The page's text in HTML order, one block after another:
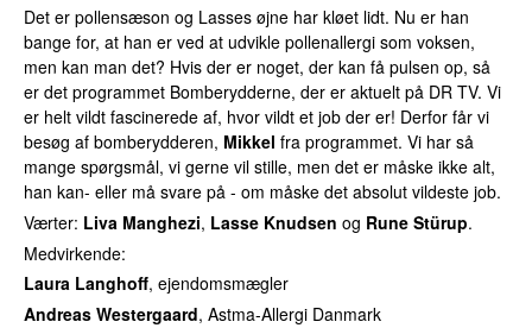
Det er pollensæson og Lasses øjne har kløet lidt. Nu er han
bange for, at han er ved at udvikle pollenallergi som voksen,
men kan man det? Hvis der er noget, der kan få pulsen op, så
er det programmet Bomberydderne, der er aktuelt på DR TV. Vi
er helt vildt fascinerede af, hvor vildt et job der er! Derfor får vi
besøg af bomberydderen, Mikkel fra programmet. Vi har så
mange spørgsmål, vi gerne vil stille, men det er måske ikke alt,
han kan- eller må svare på - om måske det absolut vildeste job.
Værter: Liva Manghezi, Lasse Knudsen og Rune Stürup.
Medvirkende:
Laura Langhoff, ejendomsmægler
Andreas Westergaard, Astma-Allergi Danmark